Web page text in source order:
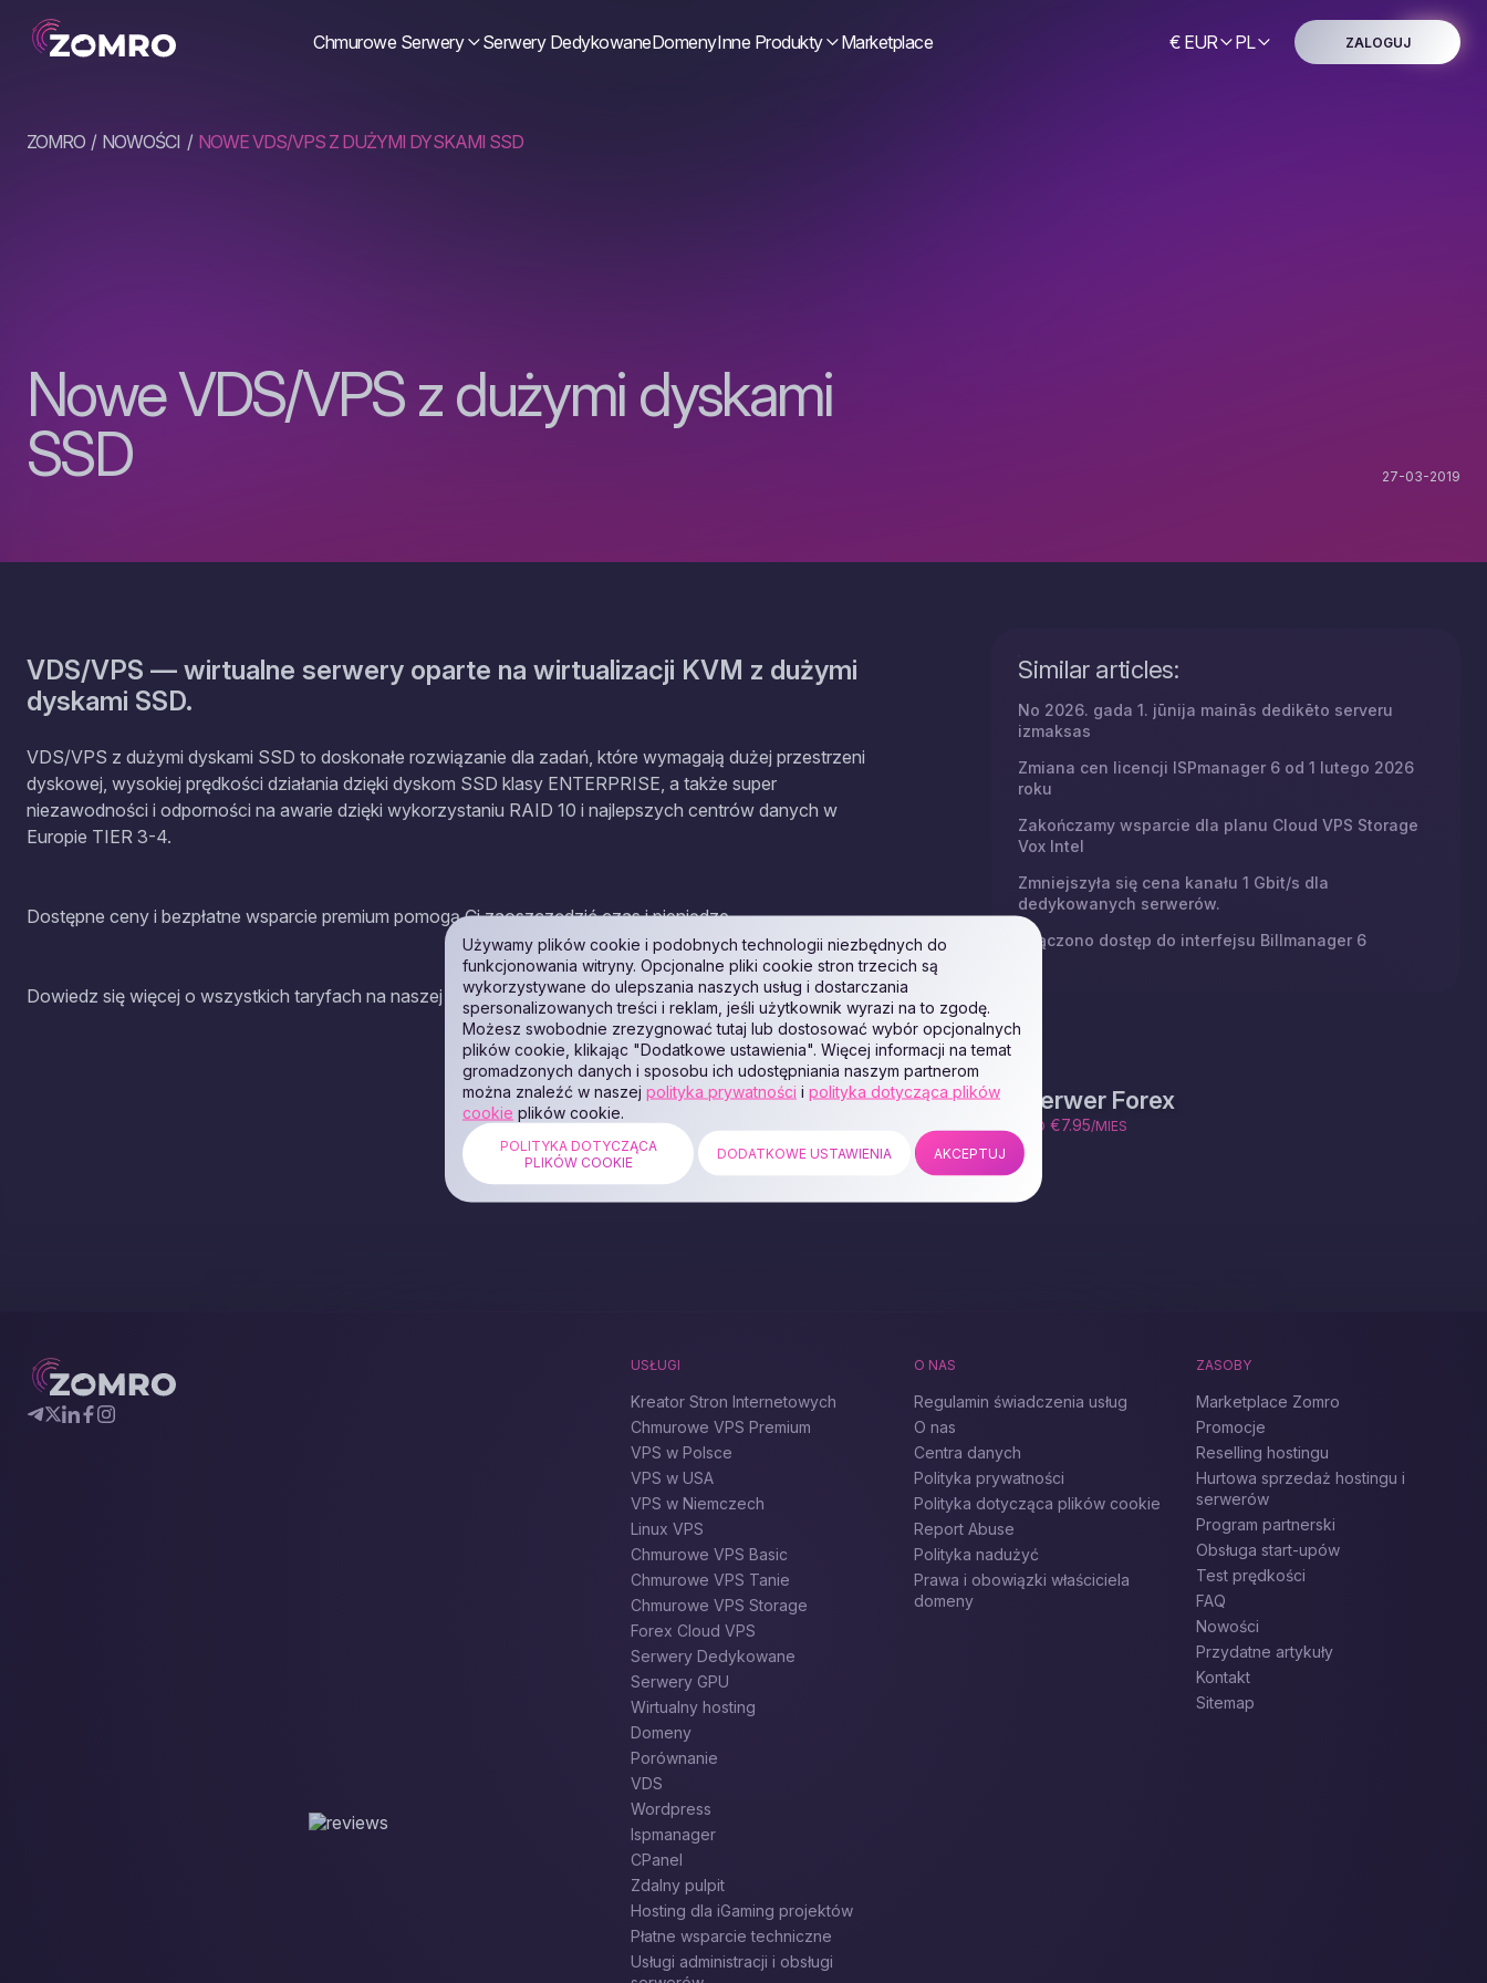
€ EUR PL ZALOGUJ
Chmurowe Serwery Serwery DedykowaneDomenyInne Produkty Marketplace
ZOMRO NOWOŚCI NOWE VDS/VPS Z DUŻYMI DYSKAMI SSD
Nowe VDS/VPS z dużymi dyskami
SSD
27-03-2019
VDS/VPS — wirtualne serwery oparte na wirtualizacji KVM z dużymi
dyskami SSD.
VDS/VPS z dużymi dyskami SSD to doskonałe rozwiązanie dla zadań, które wymagają dużej przestrzeni
dyskowej, wysokiej prędkości działania dzięki dyskom SSD klasy ENTERPRISE, a także super
niezawodności i odporności na awarie dzięki wykorzystaniu RAID 10 i najlepszych centrów danych w
Europie TIER 3-4.
Dostępne ceny i bezpłatne wsparcie premium pomogą Ci zaoszczędzić czas i pieniądze.
Dowiedz się więcej o wszystkich taryfach na naszej stronie:https://zomro.com/pl/big_vds
Similar articles:
No 2026. gada 1. jūnija mainās dedikēto serveru
izmaksas
Zmiana cen licencji ISPmanager 6 od 1 lutego 2026
roku
Zakończamy wsparcie dla planu Cloud VPS Storage
Vox Intel
Zmniejszyła się cena kanału 1 Gbit/s dla
dedykowanych serwerów.
Włączono dostęp do interfejsu Billmanager 6
Serwer Forex
OD €7.95/MIES
USŁUGI
Kreator Stron Internetowych
Chmurowe VPS Premium
VPS w Polsce
VPS w USA
VPS w Niemczech
Linux VPS
Chmurowe VPS Basic
Chmurowe VPS Tanie
Chmurowe VPS Storage
Forex Cloud VPS
Serwery Dedykowane
Serwery GPU
Wirtualny hosting
Domeny
Porównanie
VDS
Wordpress
Ispmanager
CPanel
Zdalny pulpit
Hosting dla iGaming projektów
Płatne wsparcie techniczne
Usługi administracji i obsługi
O NAS
Regulamin świadczenia usług
O nas
Centra danych
Polityka prywatności
Polityka dotycząca plików cookie
Report Abuse
Polityka nadużyć
Prawa i obowiązki właściciela
domeny
ZASOBY
Marketplace Zomro
Promocje
Reselling hostingu
Hurtowa sprzedaż hostingu i
serwerów
Program partnerski
Obsługa start-upów
Test prędkości
FAQ
Nowości
Przydatne artykuły
Kontakt
Sitemap
Używamy plików cookie i podobnych technologii niezbędnych do
funkcjonowania witryny. Opcjonalne pliki cookie stron trzecich są
wykorzystywane do ulepszania naszych usług i dostarczania
spersonalizowanych treści i reklam, jeśli użytkownik wyrazi na to zgodę.
Możesz swobodnie zrezygnować tutaj lub dostosować wybór opcjonalnych
plików cookie, klikając "Dodatkowe ustawienia". Więcej informacji na temat
gromadzonych danych i sposobu ich udostępniania naszym partnerom
można znaleźć w naszej polityka prywatności i polityka dotycząca plików
cookie plików cookie.
POLITYKA DOTYCZĄCA
PLIKÓW COOKIE
DODATKOWE USTAWIENIA AKCEPTUJ